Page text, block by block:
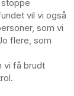
vil vi også
som vi
flere, som
vi få brudt